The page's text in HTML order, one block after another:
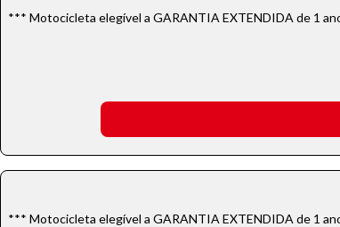
*** Motocicleta elegível a GARANTIA EXTENDIDA de 1
*** Motocicleta elegível a GARANTIA EXTENDIDA de 1